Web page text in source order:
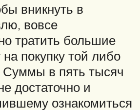
вникнуть в
вовсе
тратить большие
покупку той либо
Суммы в пять тысяч
достаточно и
ознакомиться